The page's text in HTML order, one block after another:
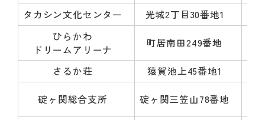
タカシン文化センター
光城2丁目30番地1
ひらかわ
ドリームアリーナ
町居南田249番地
さるか荘 猿賀池上45番地1
碇ヶ関総合支所 碇ヶ関三笠山78番地